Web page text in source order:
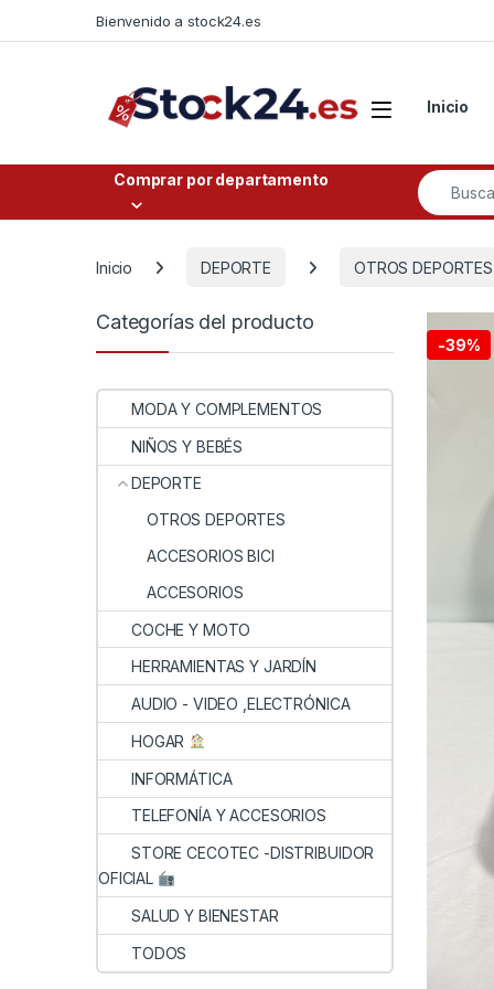
Bienvenido a stock24.es
Open Inicio
Comprar por departamento Buscar
Inicio DEPORTE OTROS DEPORTES
-39%
Categorías del producto
MODA Y COMPLEMENTOS
NIÑOS Y BEBÉS
DEPORTE
OTROS DEPORTES
ACCESORIOS BICI
ACCESORIOS
COCHE Y MOTO
HERRAMIENTAS Y JARDÍN
AUDIO - VIDEO ,ELECTRÓNICA
HOGAR
INFORMÁTICA
TELEFONÍA Y ACCESORIOS
STORE CECOTEC -DISTRIBUIDOR
OFICIAL
SALUD Y BIENESTAR
TODOS